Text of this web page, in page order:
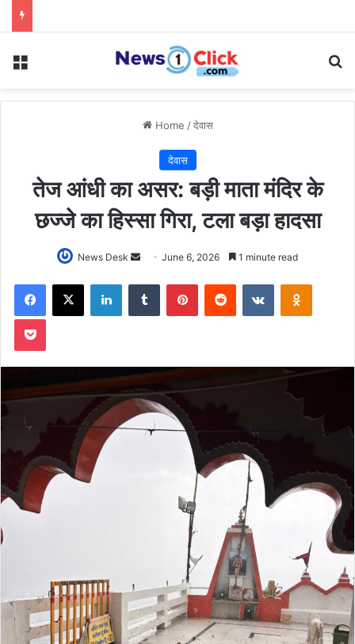
Menu
Home / देवास
देवास
तेज आंधी का असर: बड़ी माता मंदिर के
छज्जे का हिस्सा गिरा, टला बड़ा हादसा
News Desk
Send
email
June 6, 2026 1 minute read
Facebook
X LinkedInTumblr PinterestReddit VKontakte
Pocket